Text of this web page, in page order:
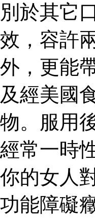
別於其它
效，容許
外，更能
及經美國
物。服用
經常一時
你的女人
功能障礙